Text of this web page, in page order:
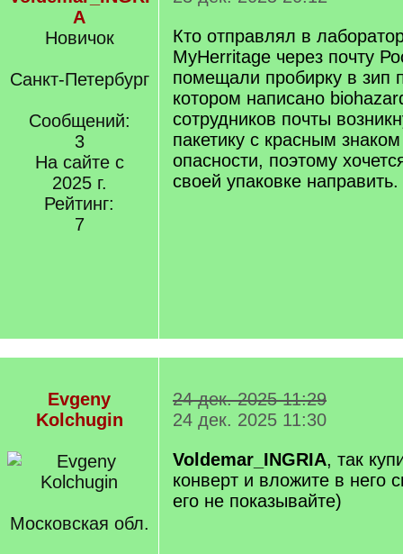
A
Новичок
Санкт-Петербург
Сообщений:
3
На сайте с
2025 г.
Рейтинг:
7
Кто отправлял в
MyHerritage через почту
помещали пробирку в зип
котором написано
сотрудников почты
пакетику с красным
опасности, поэтому
своей упаковке направить.
Evgeny
Kolchugin
Московская обл.
24 дек. 2025 11:29
24 дек. 2025 11:30
Voldemar_INGRIA, так
конверт и вложите в него
его не показывайте)